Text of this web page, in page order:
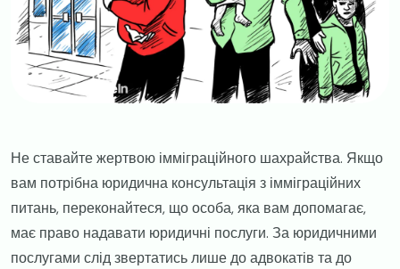
​​Не ставайте жертвою імміграційного шахрайства. Якщо
вам потрібна юридична консультація з імміграційних
питань, переконайтеся, що особа, яка вам допомагає,
має право надавати юридичні послуги. За юридичними
послугами слід звертатись лише до адвокатів та до